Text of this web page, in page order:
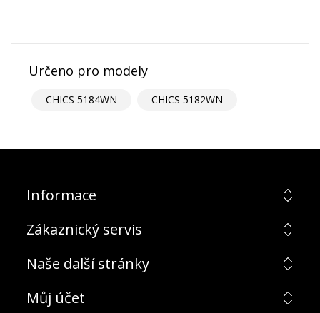
Určeno pro modely
CHICS 5184WN CHICS 5182WN
Informace
Zákaznický servis
Naše další stránky
Můj účet